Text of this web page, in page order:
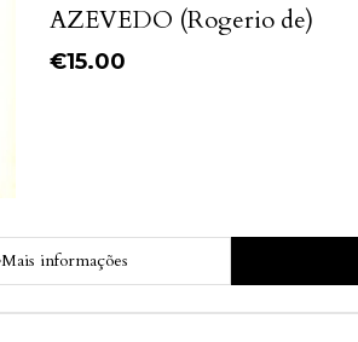
AZEVEDO (Rogerio de)
€15.00
Mais informações